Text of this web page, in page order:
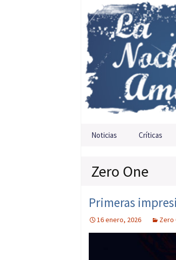
Saltar al contenido
Noticias Críticas
Zero One
Primeras
16 enero, 2026 Zero